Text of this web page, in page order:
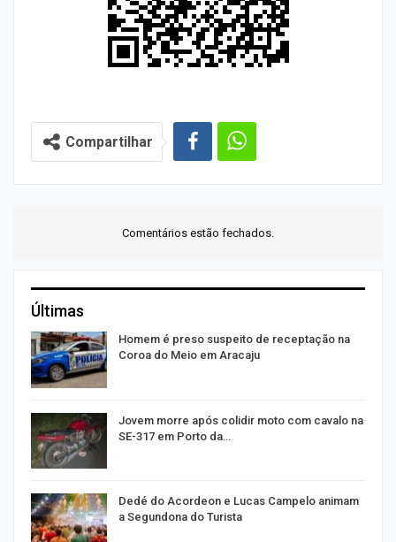
Compartilhar
Comentários estão fechados.
Últimas
Homem é preso suspeito de receptação na
Coroa do Meio em Aracaju
Jovem morre após colidir moto com cavalo na
SE-317 em Porto da…
Dedé do Acordeon e Lucas Campelo animam
a Segundona do Turista